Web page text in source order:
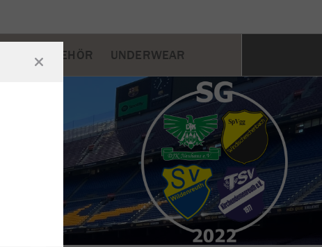
ZUBEHÖR UNDERWEAR